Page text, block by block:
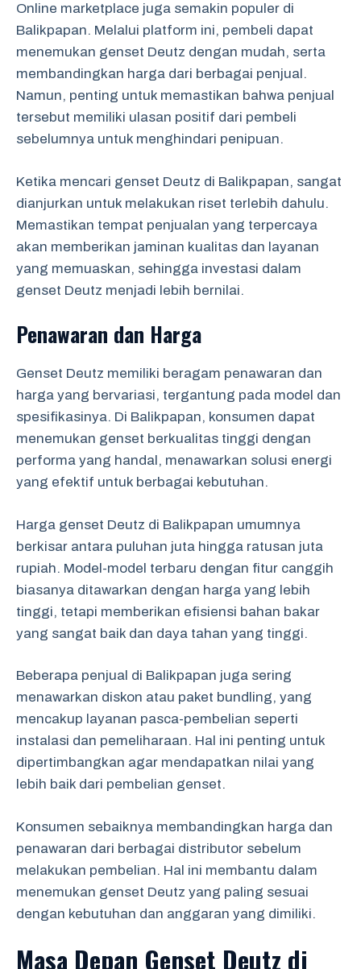
Online marketplace juga semakin populer di
Balikpapan. Melalui platform ini, pembeli dapat
menemukan genset Deutz dengan mudah, serta
membandingkan harga dari berbagai penjual.
Namun, penting untuk memastikan bahwa penjual
tersebut memiliki ulasan positif dari pembeli
sebelumnya untuk menghindari penipuan.
Ketika mencari genset Deutz di Balikpapan, sangat
dianjurkan untuk melakukan riset terlebih dahulu.
Memastikan tempat penjualan yang terpercaya
akan memberikan jaminan kualitas dan layanan
yang memuaskan, sehingga investasi dalam
genset Deutz menjadi lebih bernilai.
Penawaran dan Harga
Genset Deutz memiliki beragam penawaran dan
harga yang bervariasi, tergantung pada model dan
spesifikasinya. Di Balikpapan, konsumen dapat
menemukan genset berkualitas tinggi dengan
performa yang handal, menawarkan solusi energi
yang efektif untuk berbagai kebutuhan.
Harga genset Deutz di Balikpapan umumnya
berkisar antara puluhan juta hingga ratusan juta
rupiah. Model-model terbaru dengan fitur canggih
biasanya ditawarkan dengan harga yang lebih
tinggi, tetapi memberikan efisiensi bahan bakar
yang sangat baik dan daya tahan yang tinggi.
Beberapa penjual di Balikpapan juga sering
menawarkan diskon atau paket bundling, yang
mencakup layanan pasca-pembelian seperti
instalasi dan pemeliharaan. Hal ini penting untuk
dipertimbangkan agar mendapatkan nilai yang
lebih baik dari pembelian genset.
Konsumen sebaiknya membandingkan harga dan
penawaran dari berbagai distributor sebelum
melakukan pembelian. Hal ini membantu dalam
menemukan genset Deutz yang paling sesuai
dengan kebutuhan dan anggaran yang dimiliki.
Masa Depan Genset Deutz di